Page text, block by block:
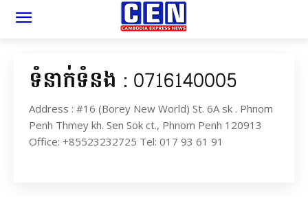
ទំនាក់ទំនង : 0716140005
Address : #16 (Borey New World) St. 6A sk . Phnom
Penh Thmey kh. Sen Sok ct., Phnom Penh 120913
Office: +85523232725 Tel: 017 93 61 91